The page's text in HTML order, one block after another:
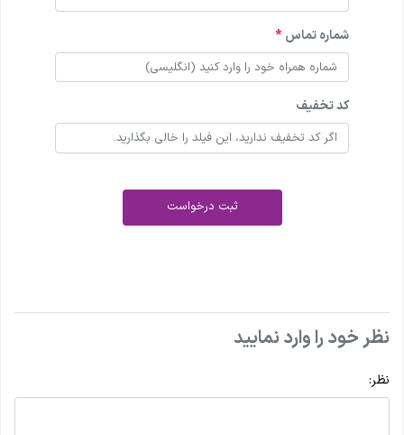
شماره تماس *
کد تخفیف
ثبت درخواست
نظر خود را وارد نمایید
نظر: